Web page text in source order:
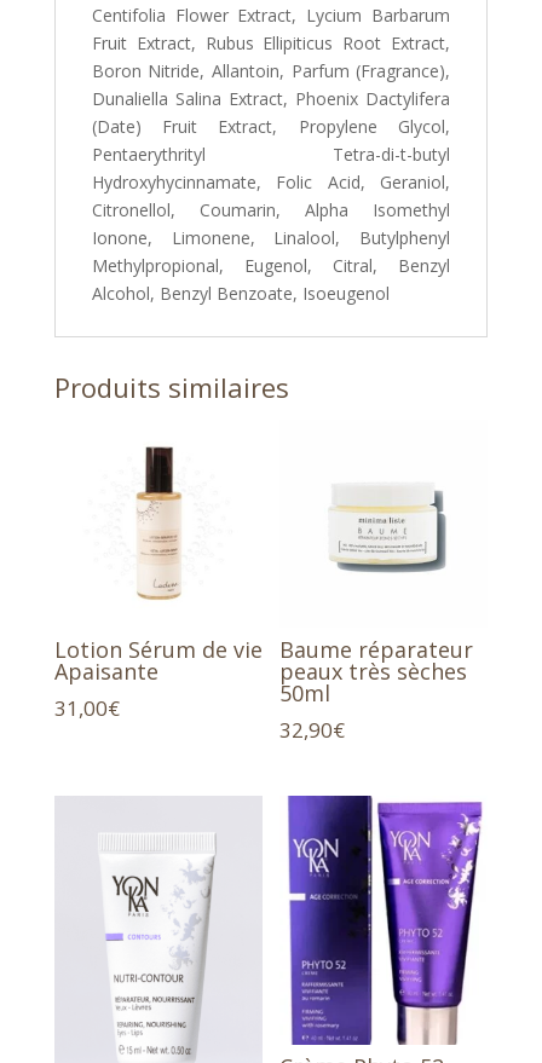
Centifolia Flower Extract, Lycium Barbarum
Fruit Extract, Rubus Ellipiticus Root Extract,
Boron Nitride, Allantoin, Parfum (Fragrance),
Dunaliella Salina Extract, Phoenix Dactylifera
(Date) Fruit Extract, Propylene Glycol,
Pentaerythrityl Tetra-di-t-butyl
Hydroxyhycinnamate, Folic Acid, Geraniol,
Citronellol, Coumarin, Alpha Isomethyl
Ionone, Limonene, Linalool, Butylphenyl
Methylpropional, Eugenol, Citral, Benzyl
Alcohol, Benzyl Benzoate, Isoeugenol
Produits similaires
Lotion Sérum de vie
Apaisante
31,00€
Baume réparateur
peaux très sèches
50ml
32,90€